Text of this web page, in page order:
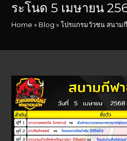
ระโนด 5 เมษายน
Home » Blog »โปรแกรมวัวชน สนาม